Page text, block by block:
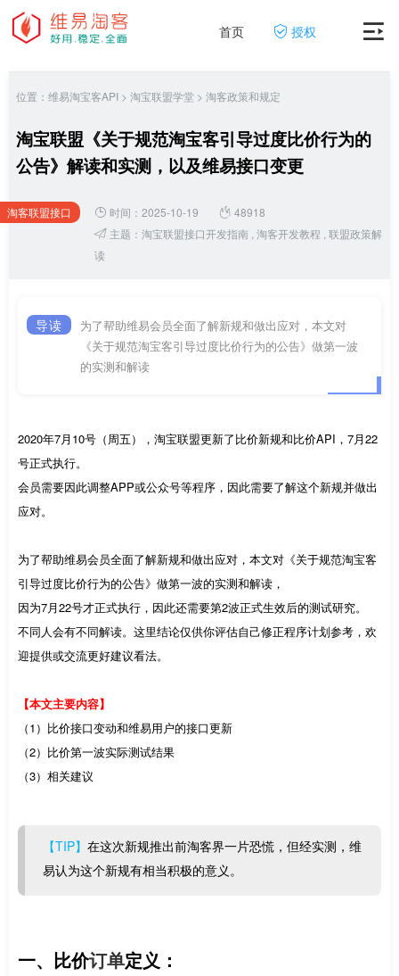
首页 授权
位置： 维易淘宝客API > 淘宝联盟学堂 > 淘客政策和规定
淘宝联盟《关于规范淘宝客引导过度比价行为的
公告》解读和实测，以及维易接口变更
淘客联盟接口
时间：2025-10-19
48918
主题： 淘宝联盟接口开发指南 淘客开发教程 联盟政策解
读
导读
为了帮助维易会员全面了解新规和做出应对，本文对
《关于规范淘宝客引导过度比价行为的公告》做第一波
的实测和解读
2020年7月10号（周五），淘宝联盟更新了比价新规和比价API，7月22
号正式执行。
会员需要因此调整APP或公众号等程序，因此需要了解这个新规并做出
应对。
为了帮助维易会员全面了解新规和做出应对，本文对《关于规范淘宝客
引导过度比价行为的公告》做第一波的实测和解读，
因为7月22号才正式执行，因此还需要第2波正式生效后的测试研究。
不同人会有不同解读。这里结论仅供你评估自己修正程序计划参考，欢
迎提供或交流更好建议看法。
【本文主要内容】
（1）比价接口变动和维易用户的接口更新
（2）比价第一波实际测试结果
（3）相关建议
【TIP】 在这次新规推出前淘客界一片恐慌，但经实测，维
易认为这个新规有相当积极的意义。
一、比价订单定义：